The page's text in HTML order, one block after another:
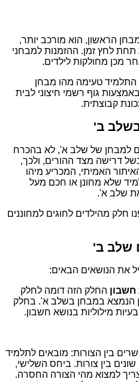
הראשון, הוא מורכב יותר,
תחת לחץ זמן. ההזמנות למבחני
מכן מחולקות לילדים.
התלמיד טעימה מהו מבחן
גוף רשמי חיצוני לבית
קבוצתית.
בשלב ב'
למבחן של שלב א', לא בהכרח
דרישה מצד ההורים, ולכך,
האמיתי, המכריע מיהו
שלא מחונן או חכם מעל
את שלב א'.
חלק מהילדים לחוגים למחוננים
שלב ב'
את הנושאים הבאים:
החלק הזה דומה לחלק
הנמצא במבחן בשלב א'. בחלק
בעיות מילוליות בנושא חשבון.
בין הצורות: מובאים לתלמיד
בין צורות. ביחס השלישי,
למצוא מהי הצורה החסרה.